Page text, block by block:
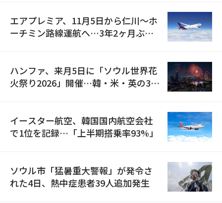
エアプレミア、11月5日から仁川〜ホ
ーチミン路線運航へ…3年2ヶ月ぶり
ハンファ、来月5日に「ソウル世界花
火祭り2026」開催…韓・米・英の3カ
イースター航空、韓国国内航空会社
で1位を記録…「上半期搭乗率93%」
ソウル市「猛暑重大警報」が発令さ
れた4日、熱中症患者39人追加発生